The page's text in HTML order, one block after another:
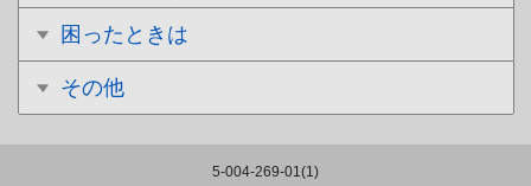
困ったときは
その他
5-004-269-01(1)